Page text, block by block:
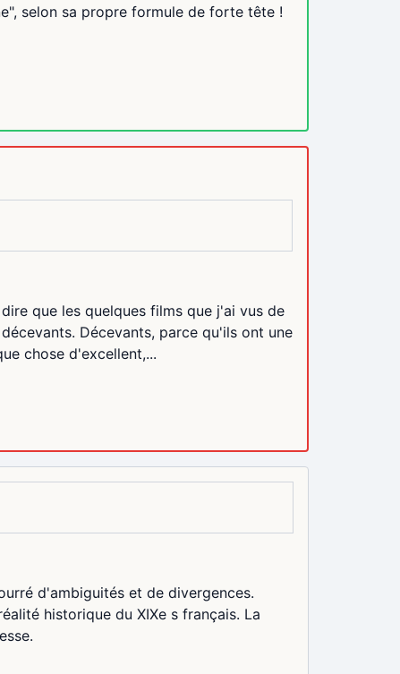
selon sa propre formule de forte tête !
que les quelques films que j'ai vus de
Décevants, parce qu'ils ont une
chose d'excellent,...
d'ambiguités et de divergences.
historique du XIXe s français. La